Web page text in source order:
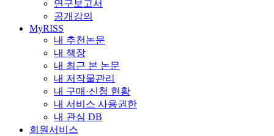
연구보고서
공개강의
MyRISS
내 추천논문
내 책장
내 최근 본 논문
내 저작물관리
내 구매·신청 현황
내 서비스 사용권한
내 관심 DB
회원서비스